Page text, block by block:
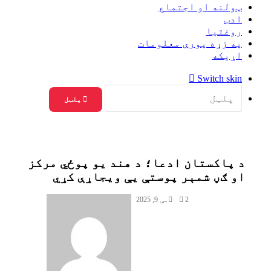
ټولنه او اجتماع
ادب
روغتيا
په زړه پورې معلومات
اړيکه
Switch skin
پلټل
د پاکستان ادعا؛ د هند یو پوځي مرکز
او ګڼ شمېر پوستې یې ویجاړې کړي
مې 9, 2025 2